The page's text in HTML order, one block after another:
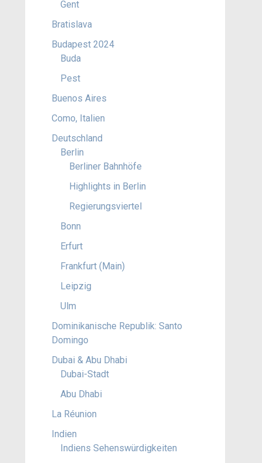
Gent
Bratislava
Budapest 2024
Buda
Pest
Buenos Aires
Como, Italien
Deutschland
Berlin
Berliner Bahnhöfe
Highlights in Berlin
Regierungsviertel
Bonn
Erfurt
Frankfurt (Main)
Leipzig
Ulm
Dominikanische Republik: Santo
Domingo
Dubai & Abu Dhabi
Dubai-Stadt
Abu Dhabi
La Réunion
Indien
Indiens Sehenswürdigkeiten